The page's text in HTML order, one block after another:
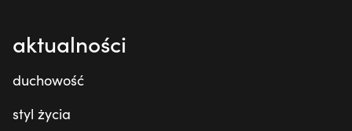
aktualności
duchowość
styl życia